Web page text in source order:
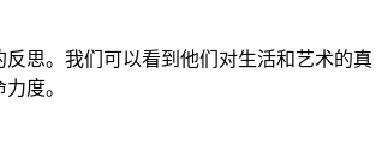
思。我们可以看到他们对生活和艺术的真
度。